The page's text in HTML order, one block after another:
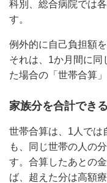
科別、総合病院では
す。
例外的に自己負担額
それは、1か月間に同
た場合の「世帯合算
家族分を合計でき
世帯合算は、1人では
も、同じ世帯の人の
す。合算したあとの
ば、超えた分は高額